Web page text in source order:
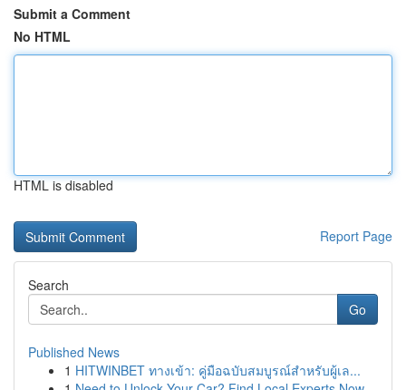
Submit a Comment
No HTML
HTML is disabled
Report Page
Search
Go
Published News
1 HITWINBET ทางเข้า: คู่มือฉบับสมบูรณ์สำหรับผู้เล...